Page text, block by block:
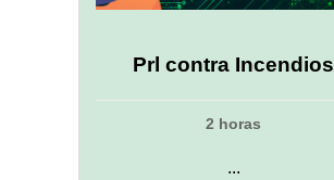
Prl contra Incendios
2 horas
...